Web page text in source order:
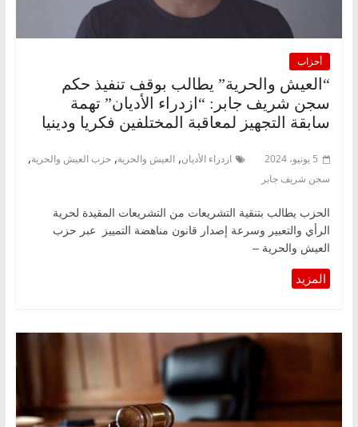
أحزاب
“العيش والحرية” يطالب بوقف تنفيذ حكم
سجن شريف جابر: “ازدراء الأديان” تهمة
سابقة التجهيز لمعاقبة المختلفين فكريا ودينيا
5 يونيو، 2024 ازدراء الأديان, العيش والحرية, حزب العيش والحرية,
سجن شريف جابر
الحزب يطالب بتنقية التشريعات من التشريعات المقيدة لحرية
الرأي والتعبير وسرعة إصدار قانون مناهضة التمييز عبر حزب
العيش والحرية –